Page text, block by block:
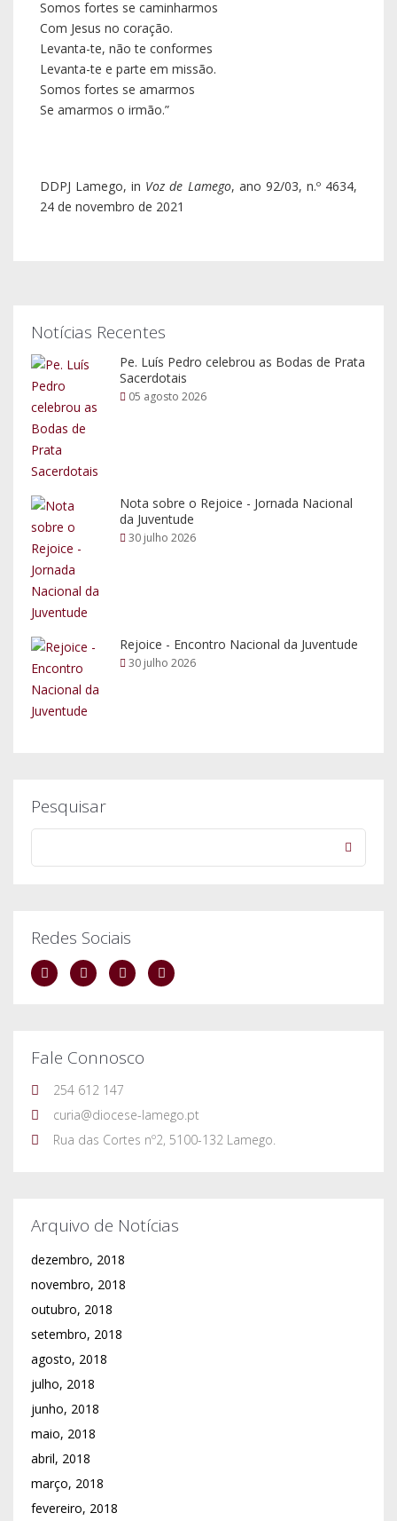
Somos fortes se caminharmos
Com Jesus no coração.
Levanta-te, não te conformes
Levanta-te e parte em missão.
Somos fortes se amarmos
Se amarmos o irmão.”
DDPJ Lamego, in Voz de Lamego, ano 92/03, n.º 4634,
24 de novembro de 2021
Notícias Recentes
Pe. Luís Pedro celebrou as Bodas de Prata
Sacerdotais
05 agosto 2026
Nota sobre o Rejoice - Jornada Nacional
da Juventude
30 julho 2026
Rejoice - Encontro Nacional da Juventude
30 julho 2026
Pesquisar
Redes Sociais
Fale Connosco
254 612 147
curia@diocese-lamego.pt
Rua das Cortes nº2, 5100-132 Lamego.
Arquivo de Notícias
dezembro, 2018
novembro, 2018
outubro, 2018
setembro, 2018
agosto, 2018
julho, 2018
junho, 2018
maio, 2018
abril, 2018
março, 2018
fevereiro, 2018